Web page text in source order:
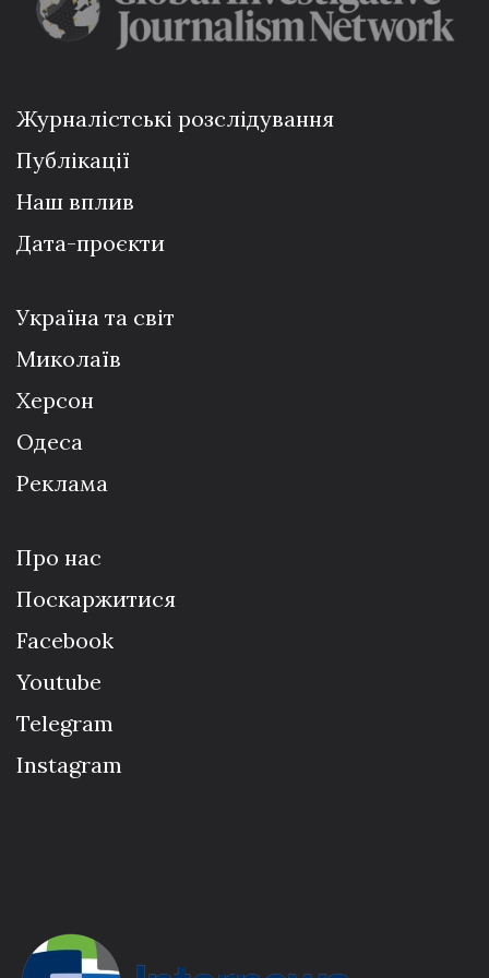
Журналістські розслідування
Публікації
Наш вплив
Дата-проєкти
Україна та світ
Миколаїв
Херсон
Одеса
Реклама
Про нас
Поскаржитися
Facebook
Youtube
Telegram
Instagram